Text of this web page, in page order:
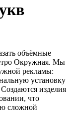
объёмные
Окружная. Мы
рекламы:
установку
изделия
что
сложной